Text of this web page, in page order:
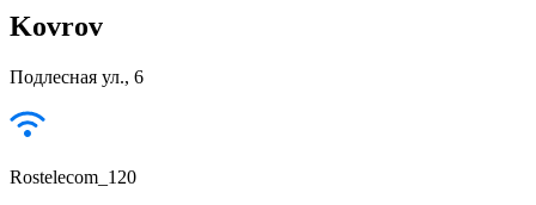
Kovrov
Подлесная ул., 6
Rostelecom_120